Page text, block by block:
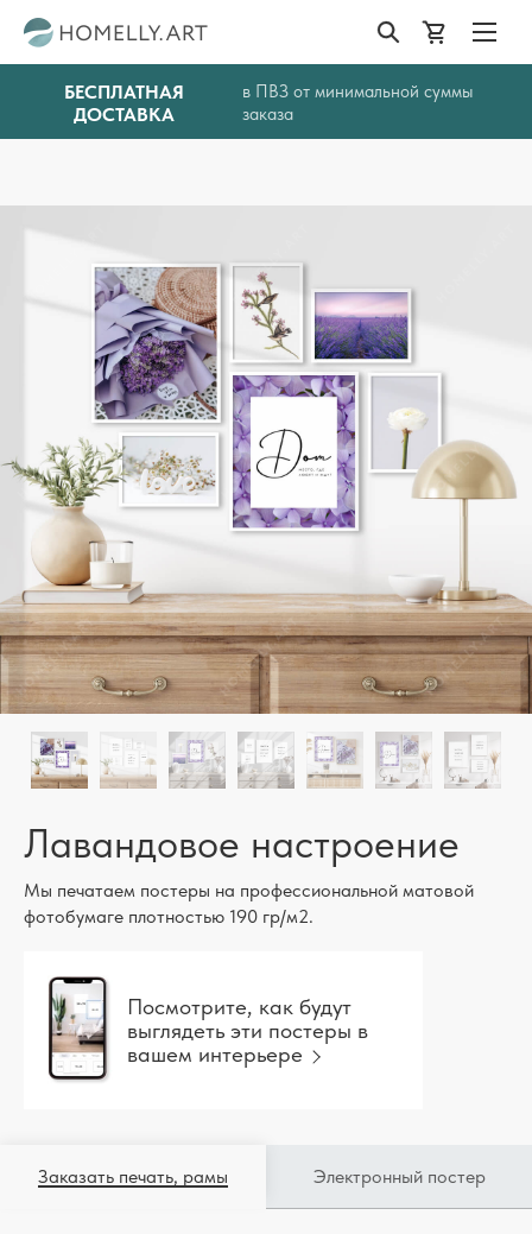
БЕСПЛАТНАЯ
ДОСТАВКА
в ПВЗ от минимальной суммы
заказа
Лавандовое настроение
Мы печатаем постеры на профессиональной матовой
фотобумаге плотностью 190 гр/м2.
Посмотрите, как будут
выглядеть эти постеры в
вашем интерьере
Заказать печать, рамы Электронный постер